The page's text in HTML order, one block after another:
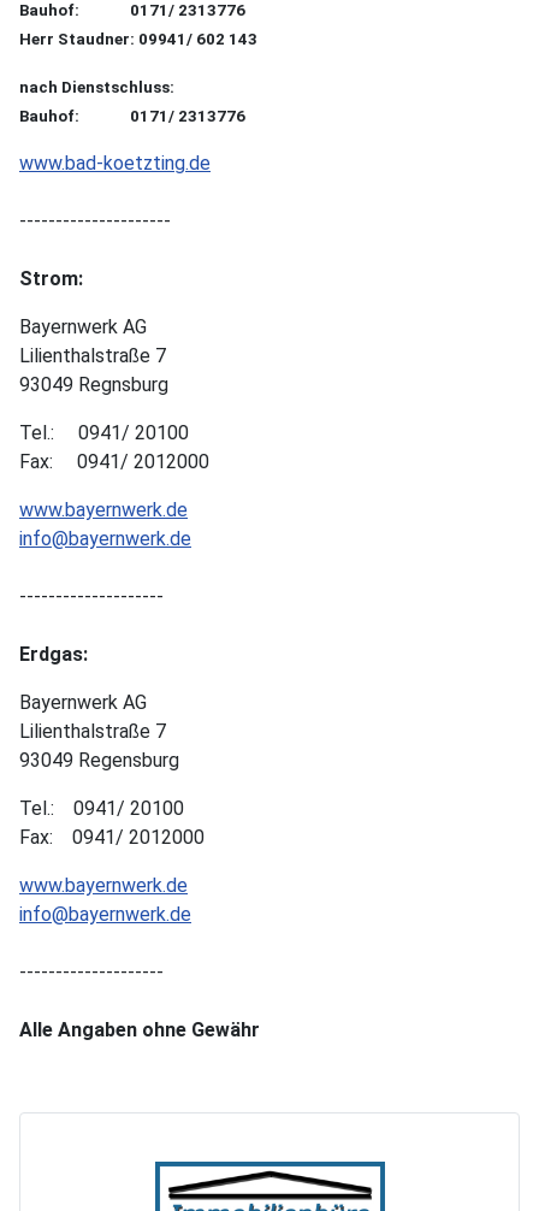
Bauhof: 0171/ 2313776
Herr Staudner: 09941/ 602 143
nach Dienstschluss:
Bauhof: 0171/ 2313776
www.bad-koetzting.de
---------------------
Strom:
Bayernwerk AG
Lilienthalstraße 7
93049 Regnsburg
Tel.: 0941/ 20100
Fax: 0941/ 2012000
www.bayernwerk.de
info@bayernwerk.de
--------------------
Erdgas:
Bayernwerk AG
Lilienthalstraße 7
93049 Regensburg
Tel.: 0941/ 20100
Fax: 0941/ 2012000
www.bayernwerk.de
info@bayernwerk.de
--------------------
Alle Angaben ohne Gewähr